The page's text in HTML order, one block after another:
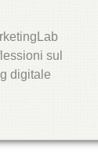
sul
digitale